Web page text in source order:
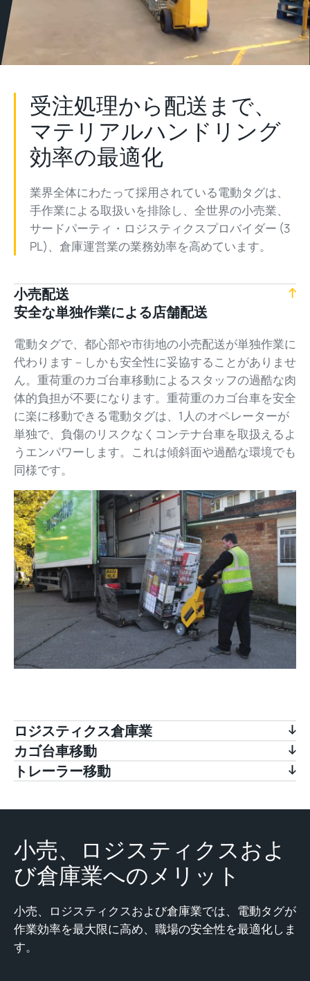
受注処理から配送まで、
マテリアルハンドリング
効率の最適化
業界全体にわたって採用されている電動タグは、
手作業による取扱いを排除し、全世界の小売業、
サードパーティ・ロジスティクスプロバイダー (3
PL)、倉庫運営業の業務効率を高めています。
小売配送
安全な単独作業による店舗配送
電動タグで、都心部や市街地の小売配送が単独作業に
代わります－しかも安全性に妥協することがありませ
ん。重荷重のカゴ台車移動によるスタッフの過酷な肉
体的負担が不要になります。重荷重のカゴ台車を安全
に楽に移動できる電動タグは、1人のオペレーターが
単独で、負傷のリスクなくコンテナ台車を取扱えるよ
うエンパワーします。これは傾斜面や過酷な環境でも
同様です。
ロジスティクス倉庫業
カゴ台車移動
トレーラー移動
小売、ロジスティクスおよ
び倉庫業へのメリット
小売、ロジスティクスおよび倉庫業では、電動タグが
作業効率を最大限に高め、職場の安全性を最適化しま
す。